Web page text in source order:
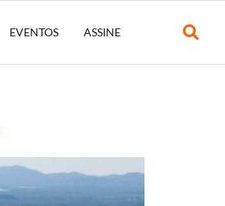
EVENTOS ASSINE